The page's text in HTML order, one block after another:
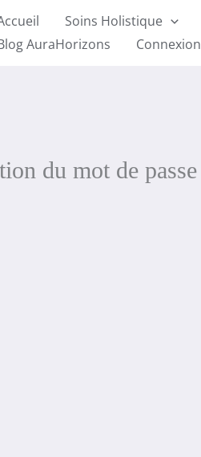
Soins Holistique
AuraHorizons
Connexion
du mot de passe